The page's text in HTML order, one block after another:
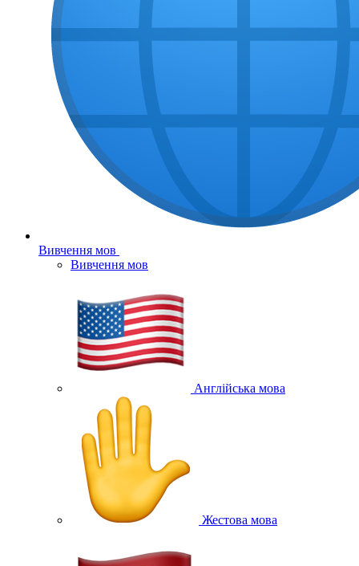
Вивчення мов
Вивчення мов
Англійська мова
Жестова мова